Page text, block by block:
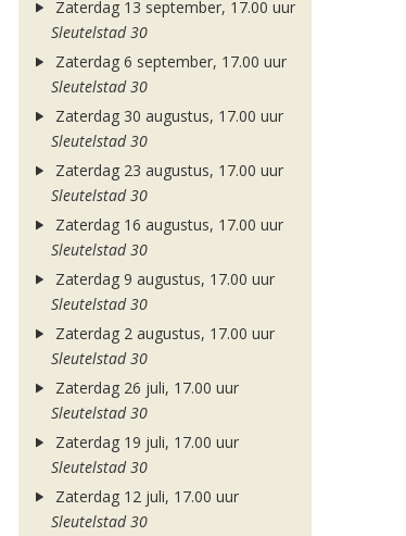
Zaterdag 13 september, 17.00 uur
Sleutelstad 30
Zaterdag 6 september, 17.00 uur
Sleutelstad 30
Zaterdag 30 augustus, 17.00 uur
Sleutelstad 30
Zaterdag 23 augustus, 17.00 uur
Sleutelstad 30
Zaterdag 16 augustus, 17.00 uur
Sleutelstad 30
Zaterdag 9 augustus, 17.00 uur
Sleutelstad 30
Zaterdag 2 augustus, 17.00 uur
Sleutelstad 30
Zaterdag 26 juli, 17.00 uur
Sleutelstad 30
Zaterdag 19 juli, 17.00 uur
Sleutelstad 30
Zaterdag 12 juli, 17.00 uur
Sleutelstad 30